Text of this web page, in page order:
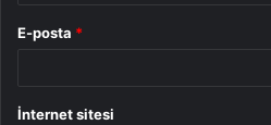
E-posta *
İnternet sitesi